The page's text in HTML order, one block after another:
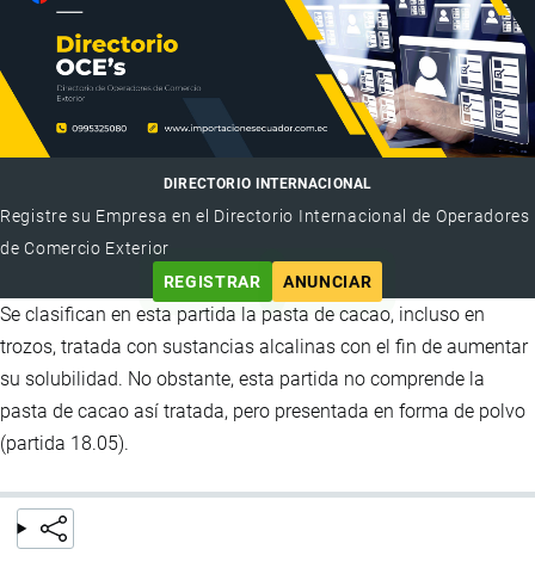
DIRECTORIO INTERNACIONAL
Registre su Empresa en el Directorio Internacional de Operadores
de Comercio Exterior
REGISTRAR
ANUNCIAR
Se clasifican en esta partida la pasta de cacao, incluso en
trozos, tratada con sustancias alcalinas con el fin de aumentar
su solubilidad. No obstante, esta partida no comprende la
pasta de cacao así tratada, pero presentada en forma de polvo
(partida 18.05).